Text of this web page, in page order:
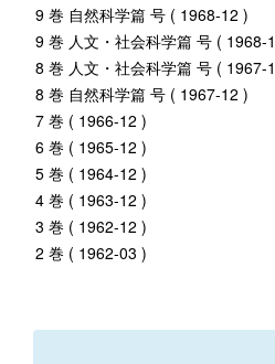
9 巻 自然科学篇 号 ( 1968-12 )
9 巻 人文・社会科学篇 号 ( 1968-
8 巻 人文・社会科学篇 号 ( 1967-
8 巻 自然科学篇 号 ( 1967-12 )
7 巻 ( 1966-12 )
6 巻 ( 1965-12 )
5 巻 ( 1964-12 )
4 巻 ( 1963-12 )
3 巻 ( 1962-12 )
2 巻 ( 1962-03 )